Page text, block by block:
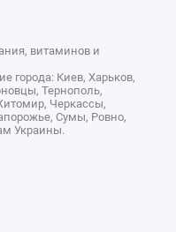
витаминов и
города: Киев, Харьков,
Тернополь,
Черкассы,
Сумы, Ровно,
Украины.